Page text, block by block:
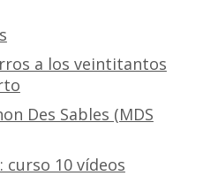
a los veintitantos
Des Sables (MDS
10 vídeos